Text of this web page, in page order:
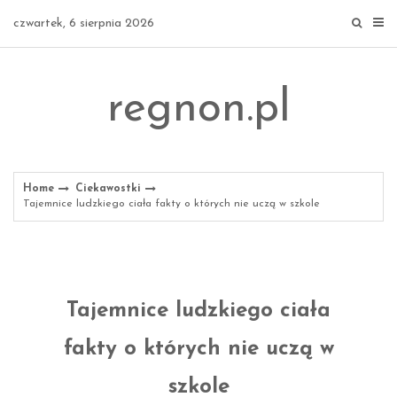
czwartek, 6 sierpnia 2026
regnon.pl
Home
Ciekawostki
Tajemnice ludzkiego ciała fakty o których nie uczą w szkole
Tajemnice ludzkiego ciała
fakty o których nie uczą w
szkole